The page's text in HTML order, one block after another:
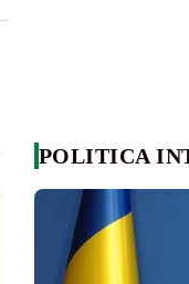
POLITICA